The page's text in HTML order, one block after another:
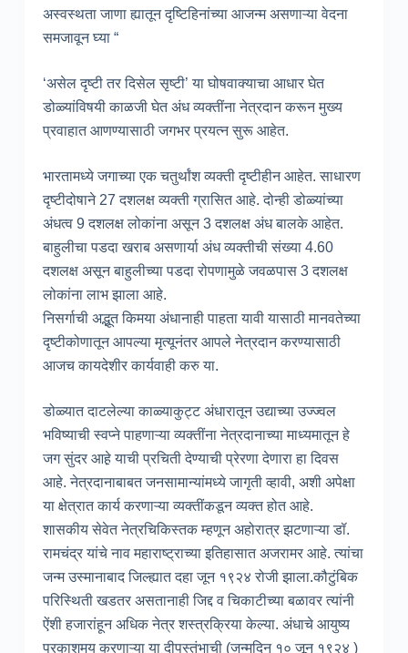
अस्वस्थता जाणा ह्यातून दृष्टिहिनांच्या आजन्म असणाऱ्या वेदना
समजावून घ्या “
‘असेल दृष्टी तर दिसेल सृष्टी’ या घोषवाक्याचा आधार घेत
डोळ्यांविषयी काळजी घेत अंध व्यक्तींना नेत्रदान करून मुख्य
प्रवाहात आणण्यासाठी जगभर प्रयत्न सुरू आहेत.
भारतामध्ये जगाच्या एक चतुर्थांश व्यक्ती दृष्टीहीन आहेत. साधारण
दृष्टीदोषाने 27 दशलक्ष व्यक्ती ग्रासित आहे. दोन्ही डोळ्यांच्या
अंधत्व 9 दशलक्ष लोकांना असून 3 दशलक्ष अंध बालके आहेत.
बाहुलीचा पडदा खराब असणार्या अंध व्यक्तीची संख्या 4.60
दशलक्ष असून बाहुलीच्या पडदा रोपणामुळे जवळपास 3 दशलक्ष
लोकांना लाभ झाला आहे.
निसर्गाची अद्भूत किमया अंधानाही पाहता यावी यासाठी मानवतेच्या
दृष्टीकोणातून आपल्या मृत्यूनंतर आपले नेत्रदान करण्यासाठी
आजच कायदेशीर कार्यवाही करु या.
डोळ्यात दाटलेल्या काळ्याकुट्ट अंधारातून उद्याच्या उज्ज्वल
भविष्याची स्वप्ने पाहणाऱ्या व्यक्तींना नेत्रदानाच्या माध्यमातून हे
जग सुंदर आहे़ याची प्रचिती देण्याची प्रेरणा देणारा हा दिवस
आहे. नेत्रदानाबाबत जनसामान्यांमध्ये जागृती व्हावी, अशी अपेक्षा
या क्षेत्रात कार्य करणाऱ्या व्यक्तींकडून व्यक्त होत आहे.
शासकीय सेवेत नेत्रचिकिस्तक म्हणून अहोरात्र झटणाऱ्या डॉ.
रामचंद्र यांचे नाव महाराष्ट्राच्या इतिहासात अजरामर आहे. त्यांचा
जन्म उस्मानाबाद जिल्ह्यात दहा जून १९२४ रोजी झाला.कौटुंबिक
परिस्थिती खडतर असतानाही जिद्द व चिकाटीच्या बळावर त्यांनी
ऐंशी हजारांहून अधिक नेत्र शस्त्रक्रिया केल्या. अंधाचे आयुष्य
प्रकाशमय करणाऱ्या या दीपस्तंभाची (जन्मदिन १० जून १९२४ )